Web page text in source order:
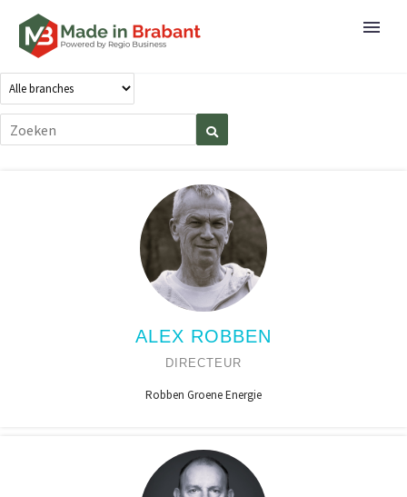
ALEX ROBBEN
DIRECTEUR
Robben Groene Energie